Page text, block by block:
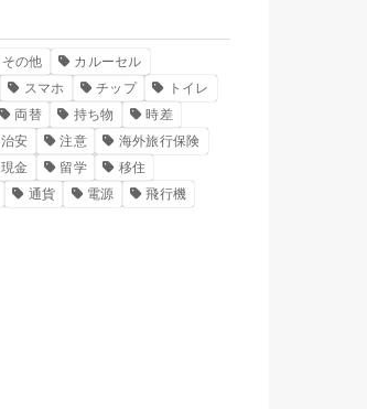
その他
カルーセル
スマホ チップ
トイレ
両替 持ち物
時差
治安 注意
海外旅行保険
現金 留学
移住
通貨 電源 飛行機